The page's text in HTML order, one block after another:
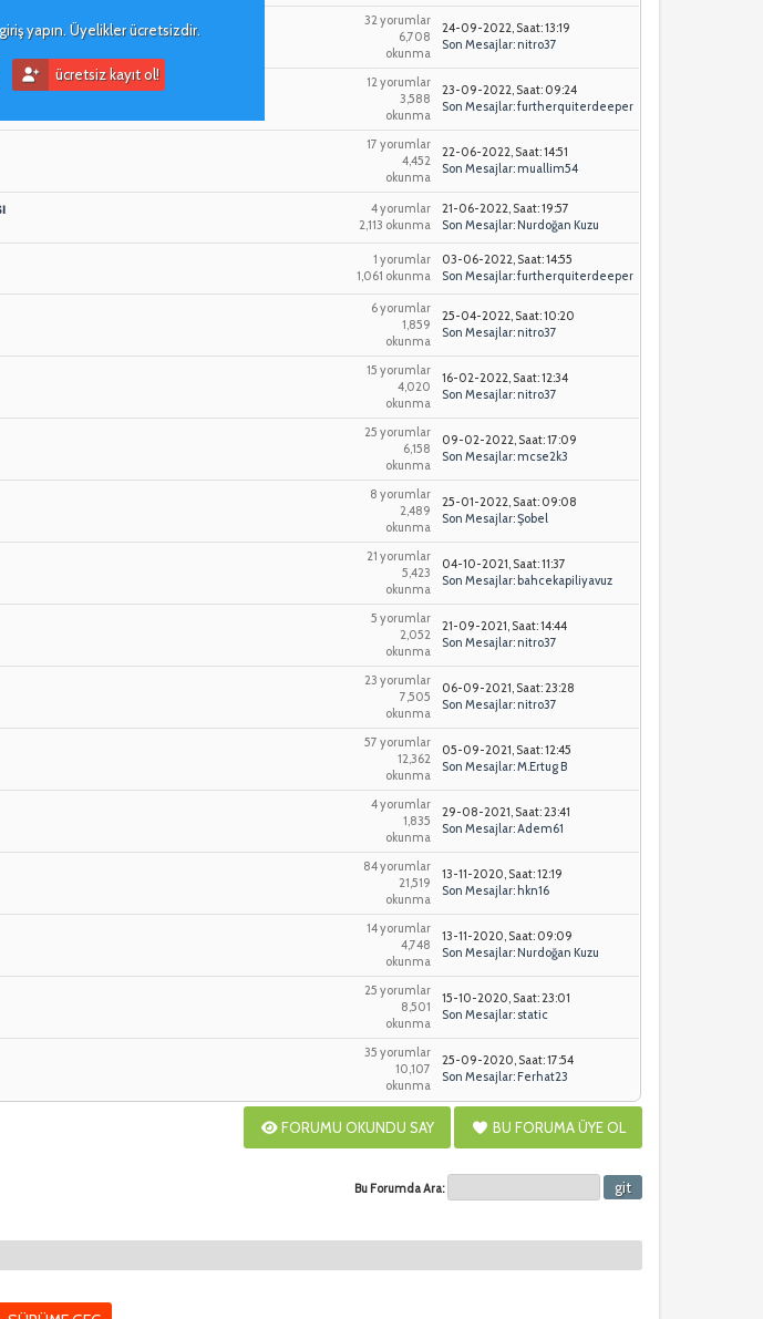
yapın. Üyelikler ücretsizdir.
ücretsiz kayıt ol!
32 yorumlar
6,708
okunma
24-09-2022, Saat: 13:19
Son Mesajlar: nitro37
12 yorumlar
3,588
okunma
23-09-2022, Saat: 09:24
Son Mesajlar:furtherquiterdeeper
17 yorumlar
4,452
okunma
22-06-2022, Saat: 14:51
Son Mesajlar: muallim54
4 yorumlar
2,113 okunma
21-06-2022, Saat: 19:57
Son Mesajlar: Nurdoğan Kuzu
1 yorumlar
1,061 okunma
03-06-2022, Saat: 14:55
Son Mesajlar:furtherquiterdeeper
6 yorumlar
1,859
okunma
25-04-2022, Saat: 10:20
Son Mesajlar: nitro37
15 yorumlar
4,020
okunma
16-02-2022, Saat: 12:34
Son Mesajlar: nitro37
25 yorumlar
6,158
okunma
09-02-2022, Saat: 17:09
Son Mesajlar: mcse2k3
8 yorumlar
2,489
okunma
25-01-2022, Saat: 09:08
Son Mesajlar:Şobel
21 yorumlar
5,423
okunma
04-10-2021, Saat: 11:37
Son Mesajlar: bahcekapiliyavuz
5 yorumlar
2,052
okunma
21-09-2021, Saat: 14:44
Son Mesajlar: nitro37
23 yorumlar
7,505
okunma
06-09-2021, Saat: 23:28
Son Mesajlar: nitro37
57 yorumlar
12,362
okunma
05-09-2021, Saat: 12:45
Son Mesajlar:M.Ertug B
4 yorumlar
1,835
okunma
29-08-2021, Saat: 23:41
Son Mesajlar:Adem61
84 yorumlar
21,519
okunma
13-11-2020, Saat: 12:19
Son Mesajlar: hkn16
14 yorumlar
4,748
okunma
13-11-2020, Saat: 09:09
Son Mesajlar: Nurdoğan Kuzu
25 yorumlar
8,501
okunma
15-10-2020, Saat: 23:01
Son Mesajlar: static
35 yorumlar
10,107
okunma
25-09-2020, Saat: 17:54
Son Mesajlar: Ferhat23
FORUMU OKUNDU SAY BU FORUMA ÜYE OL
Bu Forumda Ara: